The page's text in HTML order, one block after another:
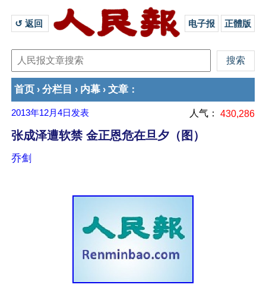
↺ 返回 电子报 正體版
首页 › 分栏目 › 内幕 › 文章 ：
2013年12月4日 发表 人气： 430,286
张成泽遭软禁 金正恩危在旦夕（图）
乔劁